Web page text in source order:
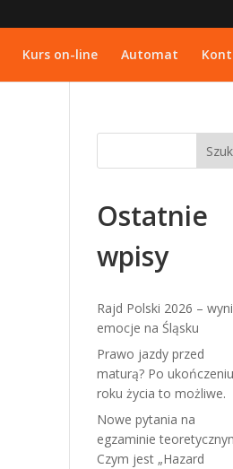
Kurs on-line Automat
Ostatnie
wpisy
Rajd Polski 2026 –
emocje na Śląsku
Prawo jazdy przed
maturą? Po
roku życia to możliwe.
Nowe pytania na
egzaminie
Czym jest „Hazard